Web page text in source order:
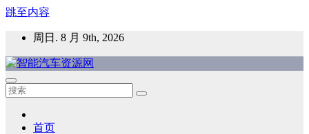
跳至内容
周日. 8 月 9th, 2026
智能汽车资源网
智能表面，智能内饰，新能源汽车，HMI，人车交互，智能车
首页